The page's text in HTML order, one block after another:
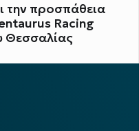
την προσπάθεια
Racing
Θεσσαλίας